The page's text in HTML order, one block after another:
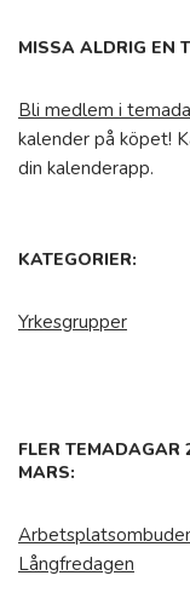
MISSA ALDRIG EN
Bli medlem i
kalender på köpet!
din kalenderapp.
KATEGORIER:
Yrkesgrupper
FLER TEMADAGAR
MARS:
Långfredagen